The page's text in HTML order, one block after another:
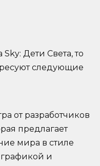
Дети Света, то
следующие
от разработчиков
предлагает
мира в стиле
и